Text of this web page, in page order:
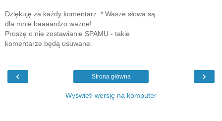
Dziękuję za każdy komentarz :* Wasze słowa są
dla mnie baaaardzo ważne!
Proszę o nie zostawianie SPAMU - takie
komentarze będą usuwane.
‹ ›
Strona główna
Wyświetl wersję na komputer